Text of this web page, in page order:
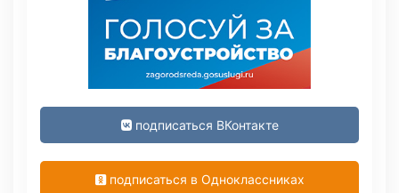
подписаться ВКонтакте
подписаться в Одноклассниках